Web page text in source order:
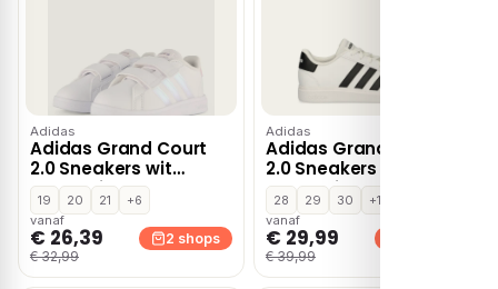
Adidas
Adidas Grand Court
2.0 Sneakers wit
Synthetisch
19 20 21
+6
vanaf
€ 26,39
€ 32,99
2 shops
Adidas
Adidas Grand Court
2.0 Sneakers wit
Synthetisch
28 29 30
+12
vanaf
€ 29,99
€ 39,99